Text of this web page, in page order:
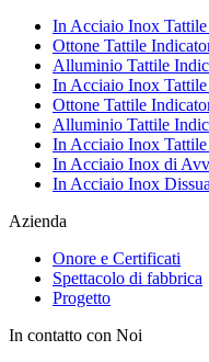
In Acciaio Inox
Ottone Tattile
Alluminio Tattile
In Acciaio Inox
Ottone Tattile
Alluminio Tattile
In Acciaio Inox Tattile
In Acciaio Inox di
In Acciaio Inox
Azienda
Onore e Certificati
Spettacolo di fabbrica
Progetto
In contatto con Noi